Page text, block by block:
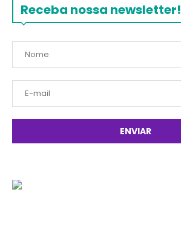
Receba nossa newsletter!